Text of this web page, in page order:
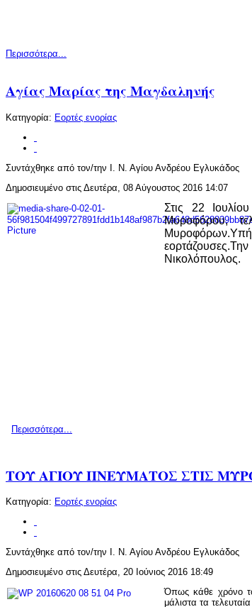
Περισσότερα...
Αγίας Μαρίας της Μαγδαληνής
Κατηγορία: Εορτές ενορίας
Συντάχθηκε από τον/την Ι. Ν. Αγίου Ανδρέου Εγλυκάδος
Δημοσιευμένο στις Δευτέρα, 08 Αύγουστος 2016 14:07
Στις 22
Μυροφόρου,
Νικολόπουλος.
Περισσότερα...
ΤΟΥ ΑΓΙΟΥ ΠΝΕΥΜΑΤΟΣ ΣΤΙΣ
Κατηγορία: Εορτές ενορίας
Συντάχθηκε από τον/την Ι. Ν. Αγίου Ανδρέου Εγλυκάδος
Δημοσιευμένο στις Δευτέρα, 20 Ιούνιος 2016 18:49
Όπως κάθε χρόνο
μάλιστα τα